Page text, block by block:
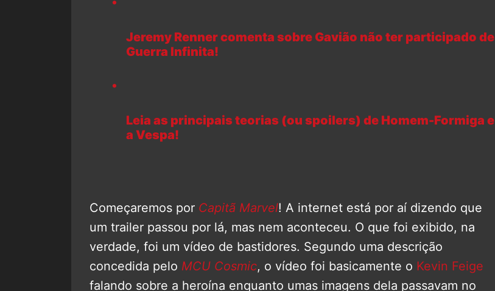
Jeremy Renner comenta sobre Gavião não ter participado de
Guerra Infinita!
Leia as principais teorias (ou spoilers) de Homem-Formiga e
a Vespa!
Começaremos por Capitã Marvel! A internet está por aí dizendo que
um trailer passou por lá, mas nem aconteceu. O que foi exibido, na
verdade, foi um vídeo de bastidores. Segundo uma descrição
concedida pelo MCU Cosmic, o vídeo foi basicamente o Kevin Feige
falando sobre a heroína enquanto umas imagens dela passavam no